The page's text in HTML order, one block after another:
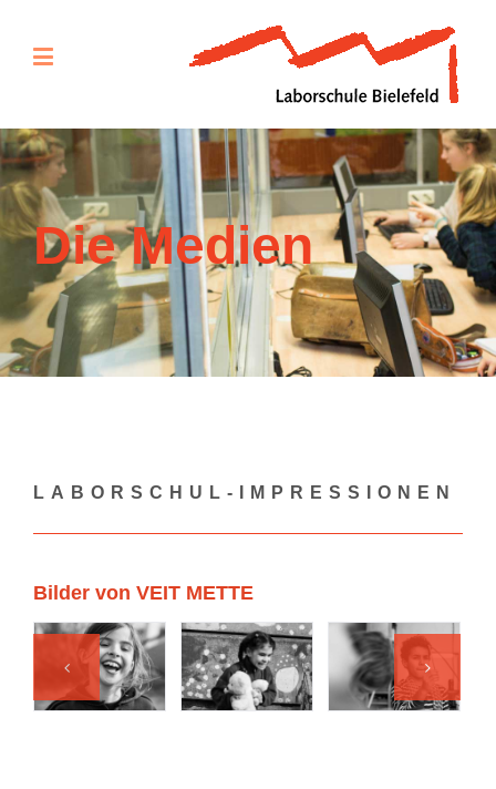
Die Medien
LABORSCHUL-IMPRESSIONEN
Bilder von VEIT METTE